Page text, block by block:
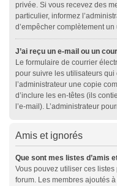
privée. Si vous recevez des
particulier, informez
d’empêcher complètement
J’ai reçu un e-mail ou un
Le formulaire de courrier
pour suivre les utilisateurs
l’administrateur une copie
d’inclure les en-têtes (ils
l’e-mail). L’administrateur
Amis et ignorés
Que sont mes listes d’amis
Vous pouvez utiliser ces
forum. Les membres ajoutés